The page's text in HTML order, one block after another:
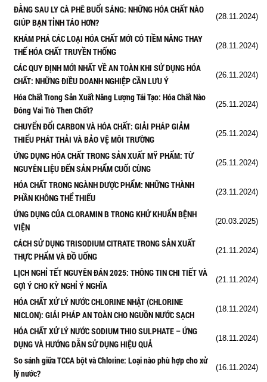
ĐẰNG SAU LY CÀ PHÊ BUỔI SÁNG: NHỮNG HÓA CHẤT NÀO
GIÚP BẠN TỈNH TÁO HƠN?
(28.11.2024)
KHÁM PHÁ CÁC LOẠI HÓA CHẤT MỚI CÓ TIỀM NĂNG THAY
THẾ HÓA CHẤT TRUYỀN THỐNG
(28.11.2024)
CÁC QUY ĐỊNH MỚI NHẤT VỀ AN TOÀN KHI SỬ DỤNG HÓA
CHẤT: NHỮNG ĐIỀU DOANH NGHIỆP CẦN LƯU Ý
(26.11.2024)
Hóa Chất Trong Sản Xuất Năng Lượng Tái Tạo: Hóa Chất Nào
Đóng Vai Trò Then Chốt?
(25.11.2024)
CHUYỂN ĐỔI CARBON VÀ HÓA CHẤT: GIẢI PHÁP GIẢM
THIỂU PHÁT THẢI VÀ BẢO VỆ MÔI TRƯỜNG
(25.11.2024)
ỨNG DỤNG HÓA CHẤT TRONG SẢN XUẤT MỸ PHẨM: TỪ
NGUYÊN LIỆU ĐẾN SẢN PHẨM CUỐI CÙNG
(25.11.2024)
HÓA CHẤT TRONG NGÀNH DƯỢC PHẨM: NHỮNG THÀNH
PHẦN KHÔNG THỂ THIẾU
(23.11.2024)
ỨNG DỤNG CỦA CLORAMIN B TRONG KHỬ KHUẨN BỆNH
VIỆN
(20.03.2025)
CÁCH SỬ DỤNG TRISODIUM CITRATE TRONG SẢN XUẤT
THỰC PHẨM VÀ ĐỒ UỐNG
(21.11.2024)
LỊCH NGHỈ TẾT NGUYÊN ĐÁN 2025: THÔNG TIN CHI TIẾT VÀ
GỢI Ý CHO KỲ NGHỈ Ý NGHĨA
(21.11.2024)
HÓA CHẤT XỬ LÝ NƯỚC CHLORINE NHẬT (CHLORINE
NICLON): GIẢI PHÁP AN TOÀN CHO NGUỒN NƯỚC SẠCH
(18.11.2024)
HÓA CHẤT XỬ LÝ NƯỚC SODIUM THIO SULPHATE – ỨNG
DỤNG VÀ HƯỚNG DẪN SỬ DỤNG HIỆU QUẢ
(18.11.2024)
So sánh giữa TCCA bột và Chlorine: Loại nào phù hợp cho xử
lý nước?
(16.11.2024)